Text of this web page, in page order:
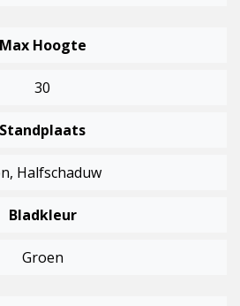
Max Hoogte
30
Standplaats
Halfschaduw
Bladkleur
Groen